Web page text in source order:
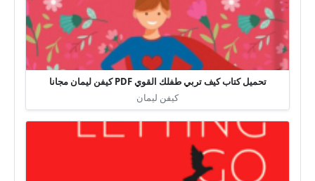
تحميل كتاب كيف تربي طفلك القوي PDF كيفن ليمان مجانا
كيفن ليمان